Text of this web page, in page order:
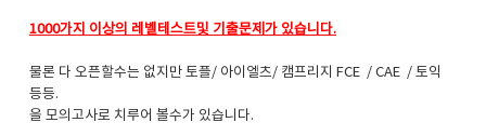
1000가지 이상의 레벨테스트및 기출문제가 있습니다.
물론 다 오픈할수는 없지만 토플/ 아이엘츠/ 캠프리지 FCE / CAE / 토익
등등.
을 모의고사로 치루어 볼수가 있습니다.